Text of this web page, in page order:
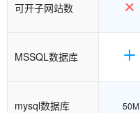
可开子网站数
MSSQL数据库
mysql数据库 50M